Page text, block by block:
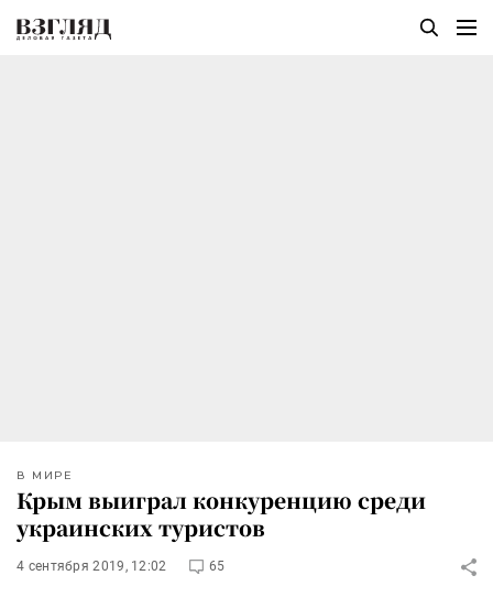
В МИРЕ
Крым выиграл конкуренцию среди
украинских туристов
4 сентября 2019, 12:02 65